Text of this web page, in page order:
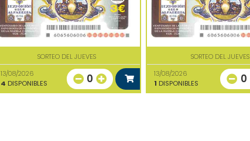
SORTEO DEL JUEVES
13/08/2026
4 DISPONIBLES 0
SORTEO DEL JUEVES
13/08/2026
1 DISPONIBLES 0